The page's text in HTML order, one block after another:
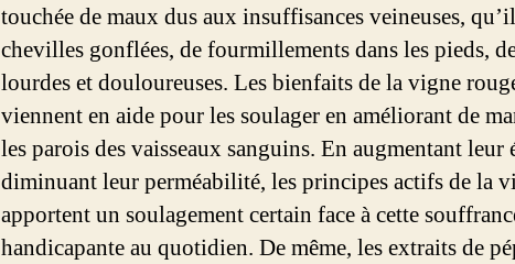
touchée de maux dus aux insuffisances veineuses,
chevilles gonflées, de fourmillements dans les pieds,
lourdes et douloureuses. Les bienfaits de la vigne
viennent en aide pour les soulager en améliorant de
les parois des vaisseaux sanguins. En augmentant leur
diminuant leur perméabilité, les principes actifs de la
apportent un soulagement certain face à cette
handicapante au quotidien. De même, les extraits de